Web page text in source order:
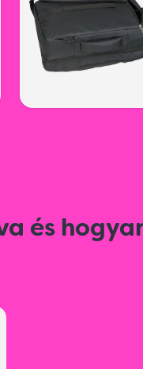
és